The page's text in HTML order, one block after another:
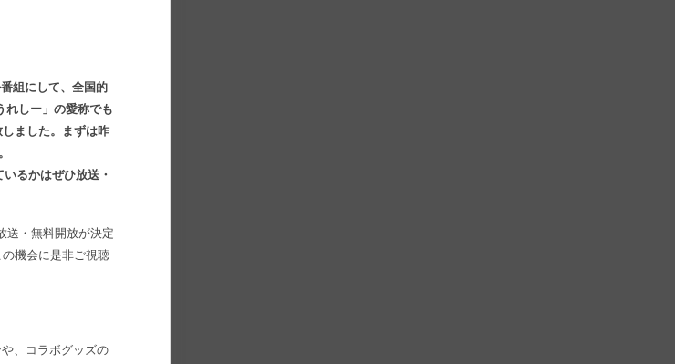
組にして、全国的
れしー」の愛称でも
ました。まずは昨
るかはぜひ放送・
送・無料開放が決定
機会に是非ご視聴
、コラボグッズの